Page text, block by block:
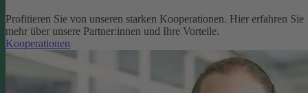
Profitieren Sie von unseren starken Kooperationen. Hier erfahren Sie
mehr über unsere Partner:innen und Ihre Vorteile.
Kooperationen